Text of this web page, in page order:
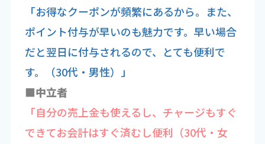
「お得なクーポンが頻繁にあるから。また、
ポイント付与が早いのも魅力です。早い場合
だと翌日に付与されるので、とても便利で
す。（30代・男性）」
■中立者
「自分の売上金も使えるし、チャージもすぐ
できてお会計はすぐ済むし便利（30代・女